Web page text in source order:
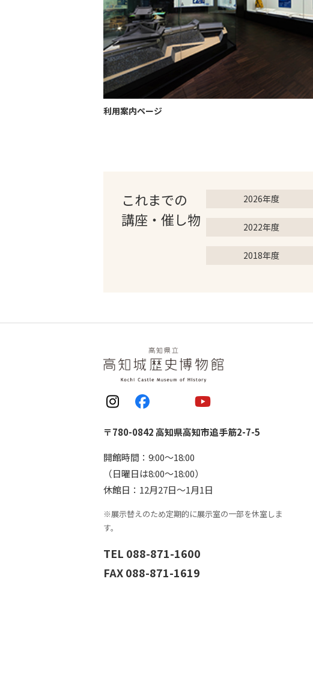
利用案内ページ
これまでの
講座・催し物
2026年度
2022年度
2018年度
〒780-0842 高知県高知市追手筋2-7-5
開館時間：9:00〜18:00
（日曜日は8:00〜18:00）
休館日：12月27日〜1月1日
※展示替えのため定期的に展示室の一部を休室しま
す。
TEL 088-871-1600
FAX 088-871-1619